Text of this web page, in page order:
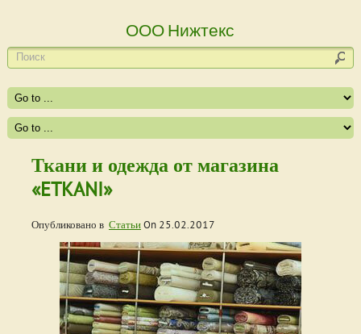
ООО Нижтекс
Ткани и одежда от магазина
«ETKANI»
Опубликовано в СтатьиOn 25.02.2017